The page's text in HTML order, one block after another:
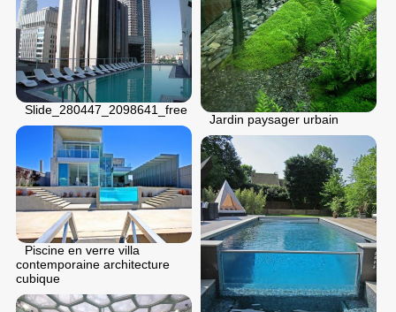
Jardin paysager urbain
Slide_280447_2098641_free
Piscine en verre villa
contemporaine architecture
cubique